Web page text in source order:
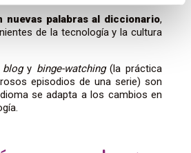
nuevas palabras al diccionario,
de la tecnología y la cultura
blogy binge-watching(la práctica
episodios de una serie) son
se adapta a los cambios en